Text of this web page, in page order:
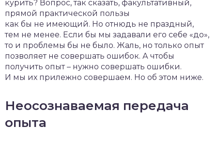
курить? Вопрос, так сказать, факультативный,
прямой практической пользы
как бы не имеющий. Но отнюдь не праздный,
тем не менее. Если бы мы задавали его себе «до»,
то и проблемы бы не было. Жаль, но только опыт
позволяет не совершать ошибок. А чтобы
получить опыт – нужно совершать ошибки.
И мы их прилежно совершаем. Но об этом ниже.
Неосознаваемая передача
опыта